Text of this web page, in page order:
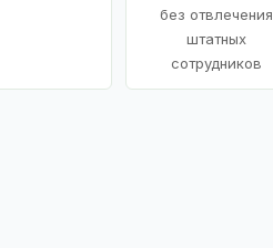
без отвлечения
штатных
сотрудников